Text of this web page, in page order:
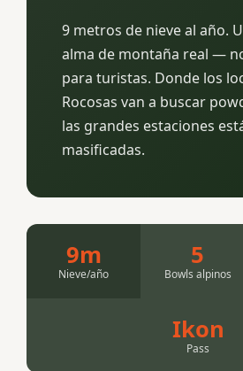
9 metros de nieve al año.
alma de montaña real —
para turistas. Donde los
Rocosas van a buscar
las grandes estaciones
masificadas.
9m
Nieve/año
5
Bowls alpinos
Ikon
Pass